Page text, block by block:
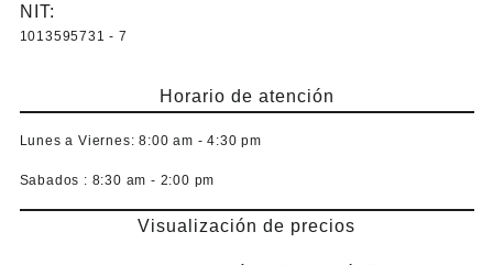
NIT:
1013595731 - 7
Horario de atención
Lunes a Viernes: 8:00 am - 4:30 pm
Sabados : 8:30 am - 2:00 pm
Visualización de precios